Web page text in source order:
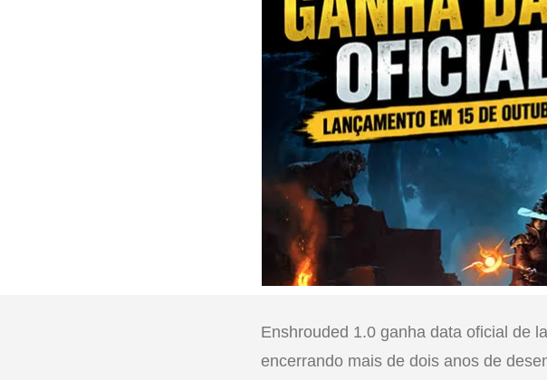
Enshrouded 1.0 ganha data oficial de
encerrando mais de dois anos de